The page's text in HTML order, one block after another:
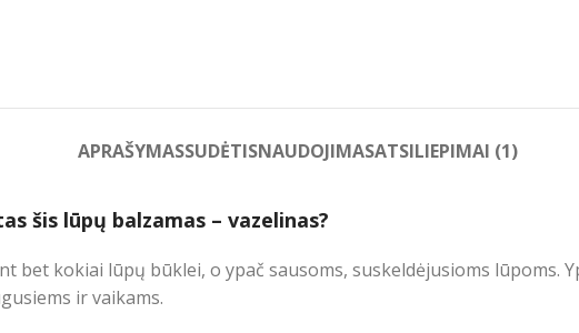
APRAŠYMASSUDĖTISNAUDOJIMASATSILIEPIMAI (1)
šis lūpų balzamas – vazelinas?
bet kokiai lūpų būklei, o ypač sausoms, suskeldėjusioms lūpoms.
ir vaikams.